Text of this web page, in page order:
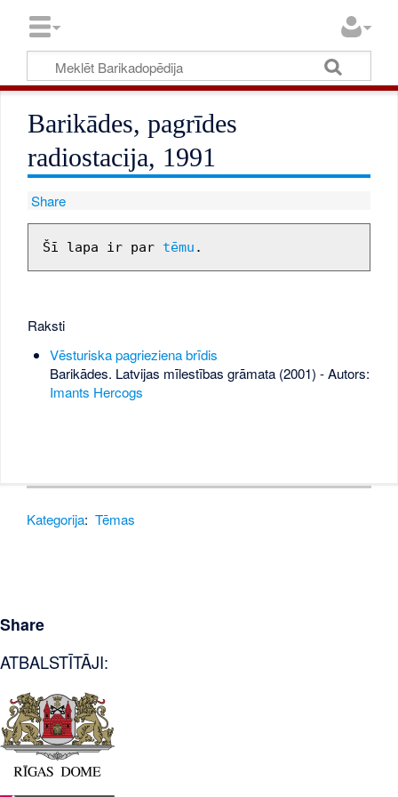
Barikādes, pagrīdes
radiostacija, 1991
Share
Šī lapa ir par tēmu
Raksti
Vēsturiska pagrieziena brīdis
Barikādes. Latvijas mīlestības grāmata (2001) - Autors:
Imants Hercogs
Kategorija: Tēmas
Share
ATBALSTĪTĀJI: